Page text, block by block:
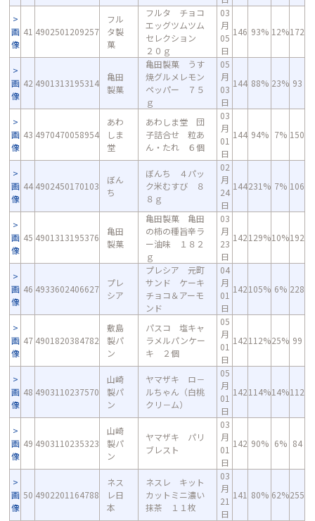
画
像
41 4902501209257
フル
タ製
菓
フルタ チョコ
エッグツムツム
セレクション
２０ｇ
03
月
05
日
146 93% 12%172
画
像
42 4901313195314
亀田
製菓
亀田製菓 うす
焼グルメレモン
ペッパー ７５
ｇ
05
月
03
日
144 88% 23% 93
画
像
43 4970470058954
あわ
しま
堂
あわしま堂 団
子詰合せ 粒あ
ん・たれ ６個
03
月
01
日
144 94% 7% 150
画
像
44 4902450170103
ぼん
ち
ぼんち ４パッ
ク米むすび ８
８ｇ
02
月
24
日
144231% 7% 106
画
像
45 4901313195376
亀田
製菓
亀田製菓 亀田
の柿の種旨辛ラ
ー油味 １８２
ｇ
03
月
23
日
142129%10%192
画
像
46 4933602406627
プレ
シア
プレシア 元町
サンド ケーキ
チョコ＆アーモ
ンド
04
月
01
日
142105% 6% 228
画
像
47 4901820384782
敷島
製パ
ン
パスコ 塩キャ
ラメルパンケー
キ ２個
05
月
01
日
142112%25% 99
画
像
48 4903110237570
山崎
製パ
ン
ヤマザキ ロ－
ルちゃん（白桃
クリ－ム）
05
月
01
日
142114%14%112
画
像
49 4903110235323
山崎
製パ
ン
ヤマザキ パリ
ブレスト
03
月
01
日
142 90% 6% 84
画
像
50 4902201164788
ネス
レ日
本
ネスレ キット
カットミニ濃い
抹茶 １１枚
03
月
21
日
141 80% 62%255